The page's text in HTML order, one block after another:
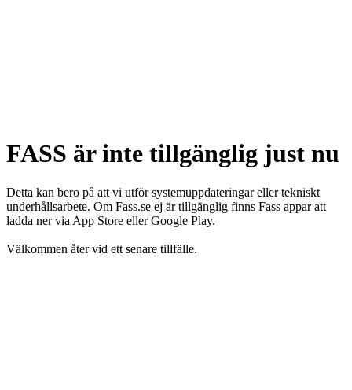
FASS är inte tillgänglig just nu
Detta kan bero på att vi utför systemuppdateringar eller tekniskt
underhållsarbete. Om Fass.se ej är tillgänglig finns Fass appar att
ladda ner via App Store eller Google Play.
Välkommen åter vid ett senare tillfälle.